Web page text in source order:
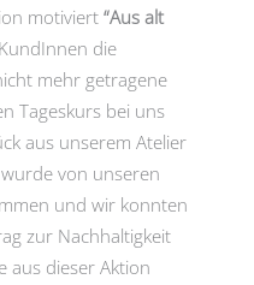
motiviert “Aus alt
die
mehr getragene
Tageskurs bei uns
aus unserem Atelier
von unseren
und wir konnten
zur Nachhaltigkeit
aus dieser Aktion